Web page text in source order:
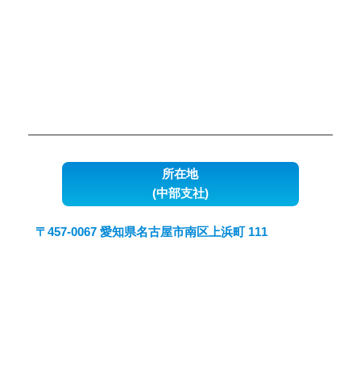
所在地
(中部支社)
〒457-0067 愛知県名古屋市南区上浜町 111